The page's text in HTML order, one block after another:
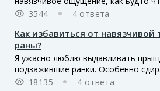
3544
4 ответа
Как избавиться от навязчивой
раны?
Я ужасно люблю выдавливать
подзажившие ранки. Особенно
18135
4 ответа